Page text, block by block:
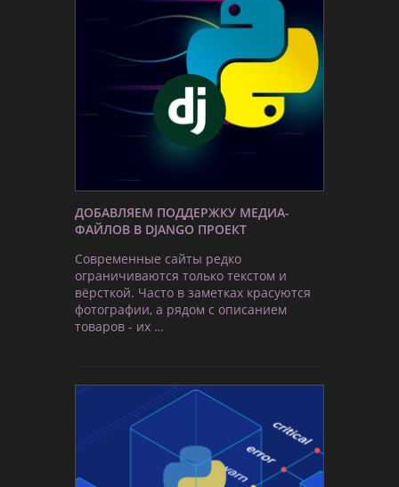
ДОБАВЛЯЕМ ПОДДЕРЖКУ МЕДИА-
ФАЙЛОВ В DJANGO ПРОЕКТ
Современные сайты редко
ограничиваются только текстом и
вёрсткой. Часто в заметках красуются
фотографии, а рядом с описанием
товаров - их …